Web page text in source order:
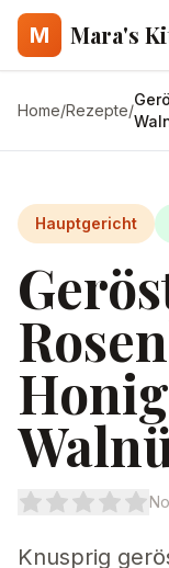
M Mara's
Home/Rezepte/
Hauptgericht
Knusprig